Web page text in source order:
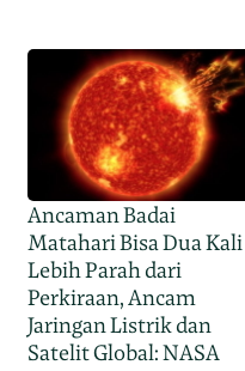
Ancaman Badai
Matahari Bisa Dua Kali
Lebih Parah dari
Perkiraan, Ancam
Jaringan Listrik dan
Satelit Global: NASA